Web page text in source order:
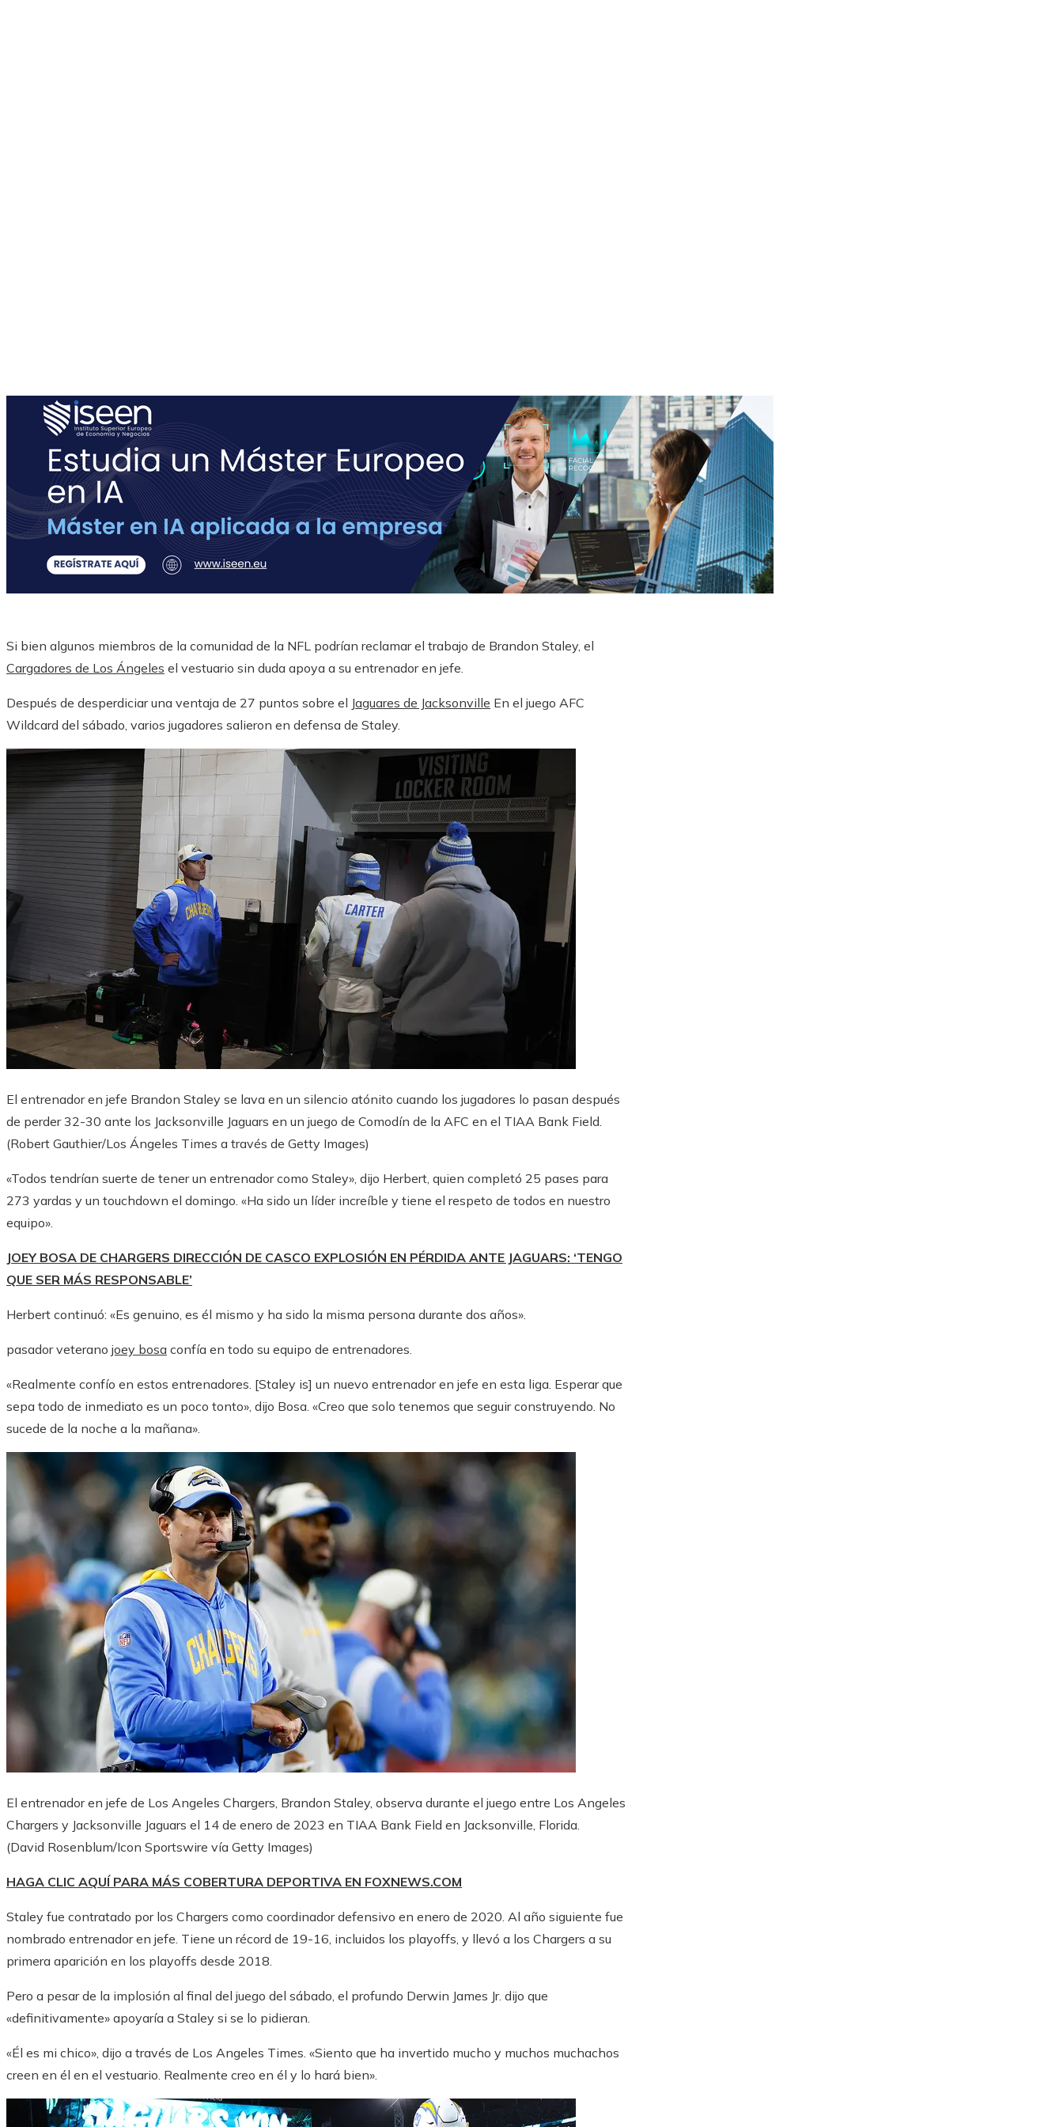
Si bien algunos miembros de la comunidad de la NFL podrían reclamar el trabajo de Brandon Staley, el
Cargadores de Los Ángeles el vestuario sin duda apoya a su entrenador en jefe.
Después de desperdiciar una ventaja de 27 puntos sobre el Jaguares de Jacksonville En el juego AFC
Wildcard del sábado, varios jugadores salieron en defensa de Staley.
El entrenador en jefe Brandon Staley se lava en un silencio atónito cuando los jugadores lo pasan después
de perder 32-30 ante los Jacksonville Jaguars en un juego de Comodín de la AFC en el TIAA Bank Field.
(Robert Gauthier/Los Ángeles Times a través de Getty Images)
«Todos tendrían suerte de tener un entrenador como Staley», dijo Herbert, quien completó 25 pases para
273 yardas y un touchdown el domingo. «Ha sido un líder increíble y tiene el respeto de todos en nuestro
equipo».
JOEY BOSA DE CHARGERS DIRECCIÓN DE CASCO EXPLOSIÓN EN PÉRDIDA ANTE JAGUARS: ‘TENGO
QUE SER MÁS RESPONSABLE’
Herbert continuó: «Es genuino, es él mismo y ha sido la misma persona durante dos años».
pasador veterano joey bosa confía en todo su equipo de entrenadores.
«Realmente confío en estos entrenadores. [Staley is] un nuevo entrenador en jefe en esta liga. Esperar que
sepa todo de inmediato es un poco tonto», dijo Bosa. «Creo que solo tenemos que seguir construyendo. No
sucede de la noche a la mañana».
El entrenador en jefe de Los Angeles Chargers, Brandon Staley, observa durante el juego entre Los Angeles
Chargers y Jacksonville Jaguars el 14 de enero de 2023 en TIAA Bank Field en Jacksonville, Florida.
(David Rosenblum/Icon Sportswire vía Getty Images)
HAGA CLIC AQUÍ PARA MÁS COBERTURA DEPORTIVA EN FOXNEWS.COM
Staley fue contratado por los Chargers como coordinador defensivo en enero de 2020. Al año siguiente fue
nombrado entrenador en jefe. Tiene un récord de 19-16, incluidos los playoffs, y llevó a los Chargers a su
primera aparición en los playoffs desde 2018.
Pero a pesar de la implosión al final del juego del sábado, el profundo Derwin James Jr. dijo que
«definitivamente» apoyaría a Staley si se lo pidieran.
«Él es mi chico», dijo a través de Los Angeles Times. «Siento que ha invertido mucho y muchos muchachos
creen en él en el vestuario. Realmente creo en él y lo hará bien».